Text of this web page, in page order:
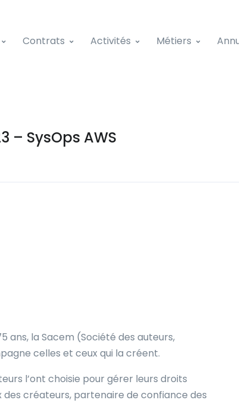
Contrats Activités Métiers
– SysOps AWS
ans, la Sacem (Société des auteurs,
celles et ceux qui la créent.
l’ont choisie pour gérer leurs droits
créateurs, partenaire de confiance des